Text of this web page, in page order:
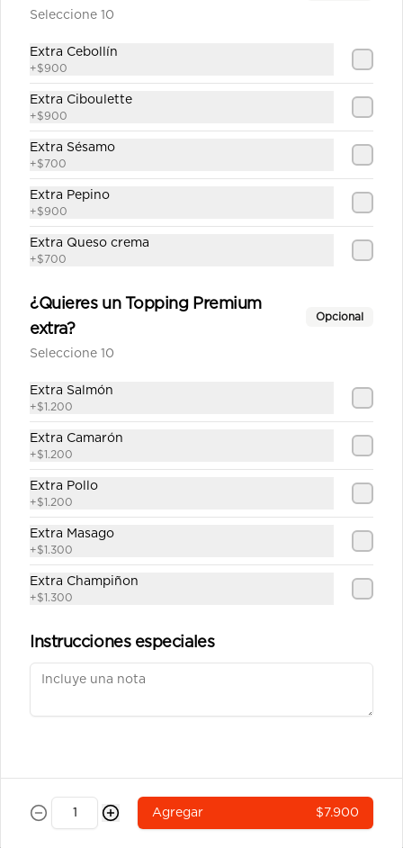
Kinoa Hot
Camarón furai, palta, queso crema y
cebollín apanado en panko y quinoa
crocante con salsa unagui.
$6.900
Camarón, queso crema y cebollín,
Pollo Teriyaki y queso crema,
Ebi Cheese Tempura
$6.900
$6.900
Seleccione 10
Extra Cebollín
+$900
Extra Ciboulette
+$900
Extra Sésamo
+$700
Extra Pepino
+$900
Extra Queso crema
+$700
¿Quieres un Topping Premium
extra?
Opcional
Seleccione 10
Extra Salmón
+$1.200
Extra Camarón
+$1.200
Extra Pollo
+$1.200
Extra Masago
+$1.300
Extra Champiñon
+$1.300
Instrucciones especiales
Agregar $7.900